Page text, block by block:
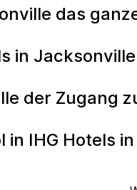
das
in
der Zugang
in IHG Hotels